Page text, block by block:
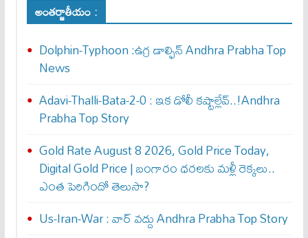
అంతర్జాతీయం :
Dolphin-Typhoon :ఉగ్ర డాల్ఫిన్ Andhra Prabha Top
News
Adavi-Thalli-Bata-2-0 : ఇక డోలీ క‌ష్టాల్లేవ్..!Andhra
Prabha Top Story
Gold Rate August 8 2026, Gold Price Today,
Digital Gold Price | బంగారం ధరలకు మళ్లీ రెక్కలు..
ఎంత పెరిగిందో తెలుసా?
Us-Iran-War : వార్ వ‌ద్దు Andhra Prabha Top Story